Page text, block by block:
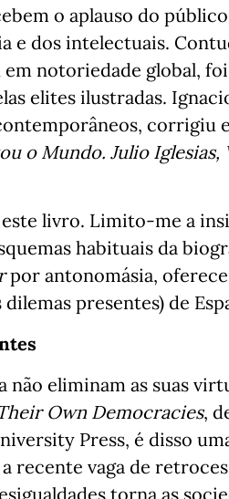
o aplauso do
e dos intelectuais.
notoriedade global,
elites ilustradas.
corrigiu
o Mundo. Julio Iglesias,
livro. Limito-me a
habituais da
por antonomásia,
presentes) de
não eliminam as suas
Own Democracies,
Press, é disso
recente vaga de
torna as